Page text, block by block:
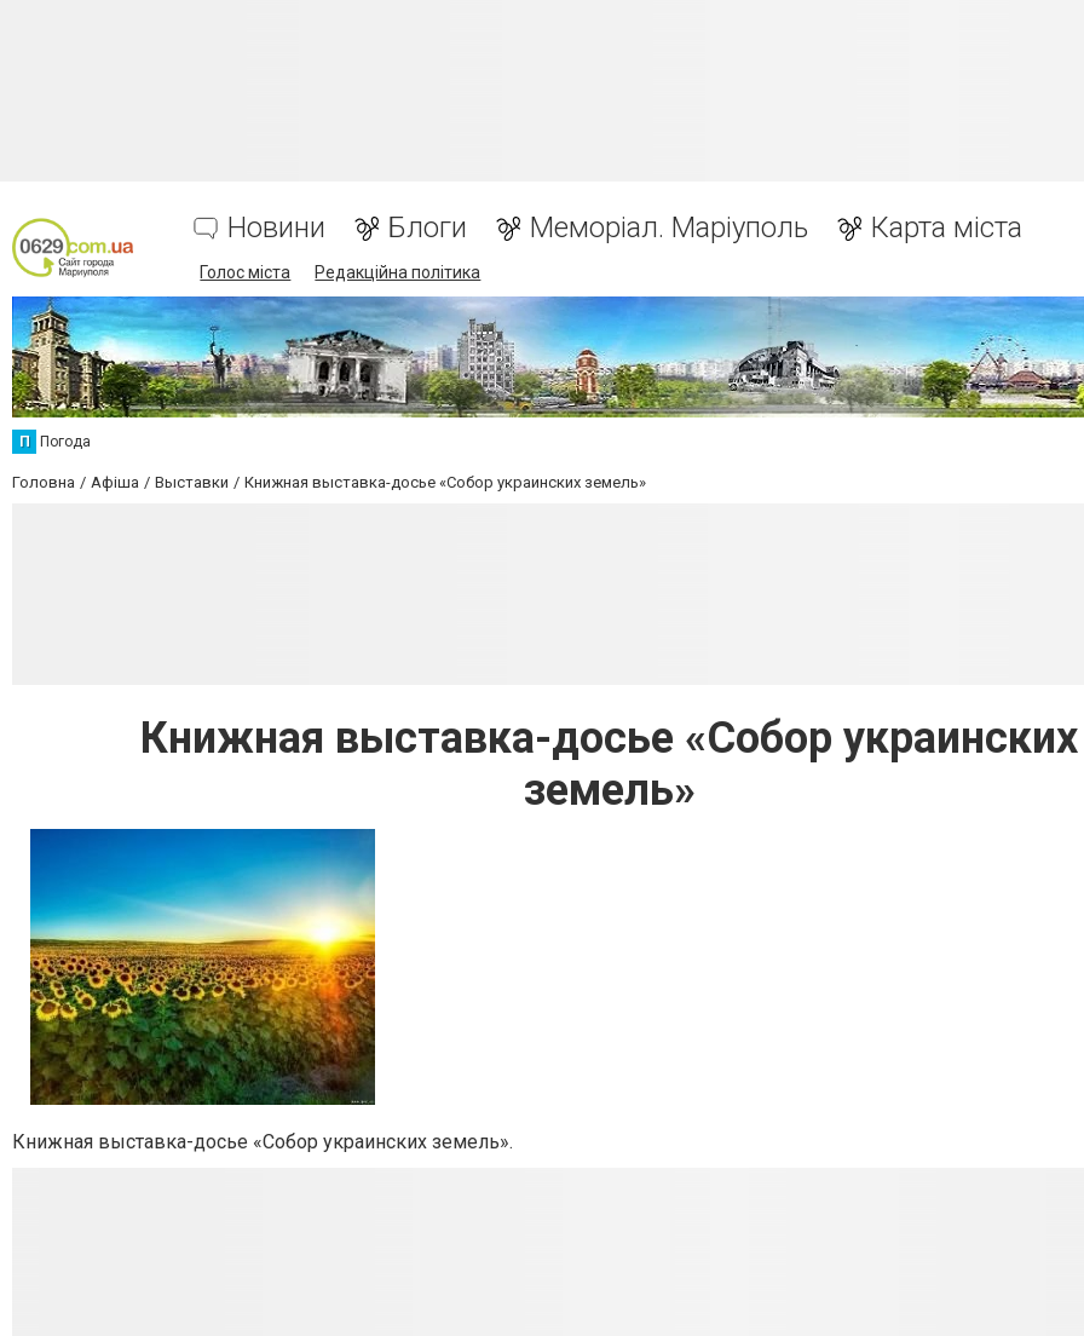
Новини Блоги Меморіал. Маріуполь Карта міста
Голос міста Редакційна політика
П Погода
Головна Афіша Выставки Книжная выставка-досье «Собор украинских земель»
Книжная выставка-досье «Собор украинских
земель»
Книжная выставка-досье «Собор украинских земель».